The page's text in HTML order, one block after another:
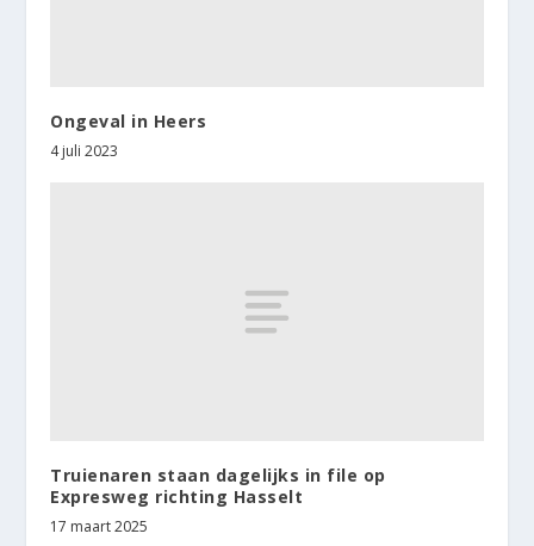
Ongeval in Heers
4 juli 2023
Truienaren staan dagelijks in file op
Expresweg richting Hasselt
17 maart 2025